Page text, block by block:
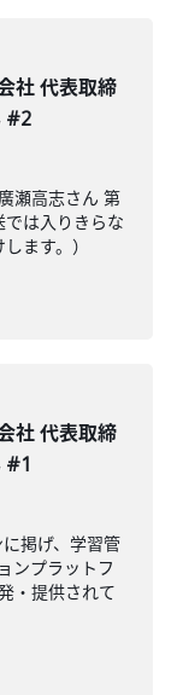
社 代表取締
#2
瀬高志さん 第
は入りきらな
ます。）
社 代表取締
#1
に掲げ、学習管
ンプラットフ
・提供されて